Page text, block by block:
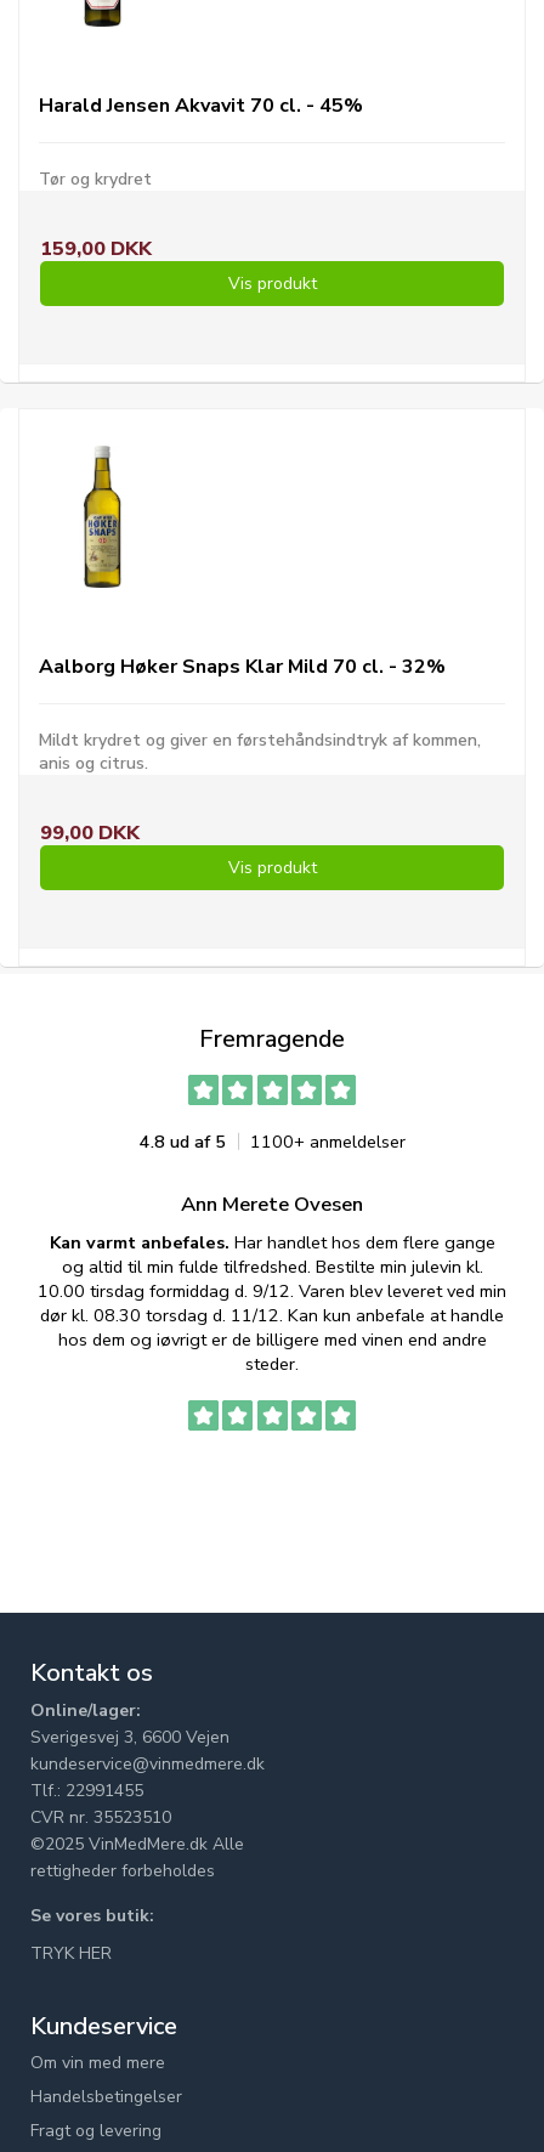
Harald Jensen Akvavit 70 cl. - 45%
Tør og krydret
159,00 DKK
Vis produkt
Aalborg Høker Snaps Klar Mild 70 cl. - 32%
Mildt krydret og giver en førstehåndsindtryk af kommen,
anis og citrus.
99,00 DKK
Vis produkt
Fremragende
4.8 ud af 5 1100+ anmeldelser
Ann Merete Ovesen
Kan varmt anbefales. Har handlet hos dem flere gange
og altid til min fulde tilfredshed. Bestilte min julevin kl.
10.00 tirsdag formiddag d. 9/12. Varen blev leveret ved min
dør kl. 08.30 torsdag d. 11/12. Kan kun anbefale at handle
hos dem og iøvrigt er de billigere med vinen end andre
steder.
Kontakt os
Online/lager:
Sverigesvej 3, 6600 Vejen
kundeservice@vinmedmere.dk
Tlf.: 22991455
CVR nr. 35523510
©2025 VinMedMere.dk Alle
rettigheder forbeholdes
Se vores butik:
TRYK HER
Kundeservice
Om vin med mere
Handelsbetingelser
Fragt og levering